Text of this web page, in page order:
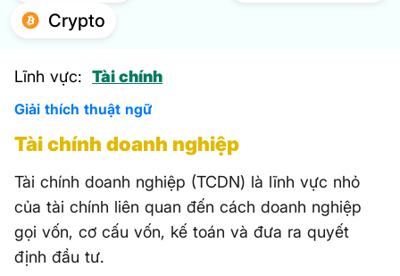
Crypto
Lĩnh vực: Tài chính
Giải thích thuật ngữ
Tài chính doanh nghiệp
Tài chính doanh nghiệp (TCDN) là lĩnh vực nhỏ
của tài chính liên quan đến cách doanh nghiệp
gọi vốn, cơ cấu vốn, kế toán và đưa ra quyết
định đầu tư.